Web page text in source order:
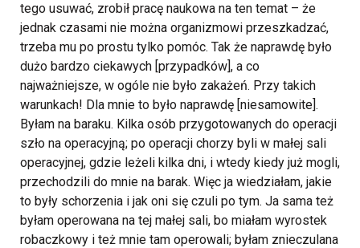
tego usuwać, zrobił pracę naukowa na ten temat – że
jednak czasami nie można organizmowi przeszkadzać,
trzeba mu po prostu tylko pomóc. Tak że naprawdę było
dużo bardzo ciekawych [przypadków], a co
najważniejsze, w ogóle nie było zakażeń. Przy takich
warunkach! Dla mnie to było naprawdę [niesamowite].
Byłam na baraku. Kilka osób przygotowanych do operacji
szło na operacyjną; po operacji chorzy byli w małej sali
operacyjnej, gdzie leżeli kilka dni, i wtedy kiedy już mogli,
przechodzili do mnie na barak. Więc ja wiedziałam, jakie
to były schorzenia i jak oni się czuli po tym. Ja sama też
byłam operowana na tej małej sali, bo miałam wyrostek
robaczkowy i też mnie tam operowali; byłam znieczulana